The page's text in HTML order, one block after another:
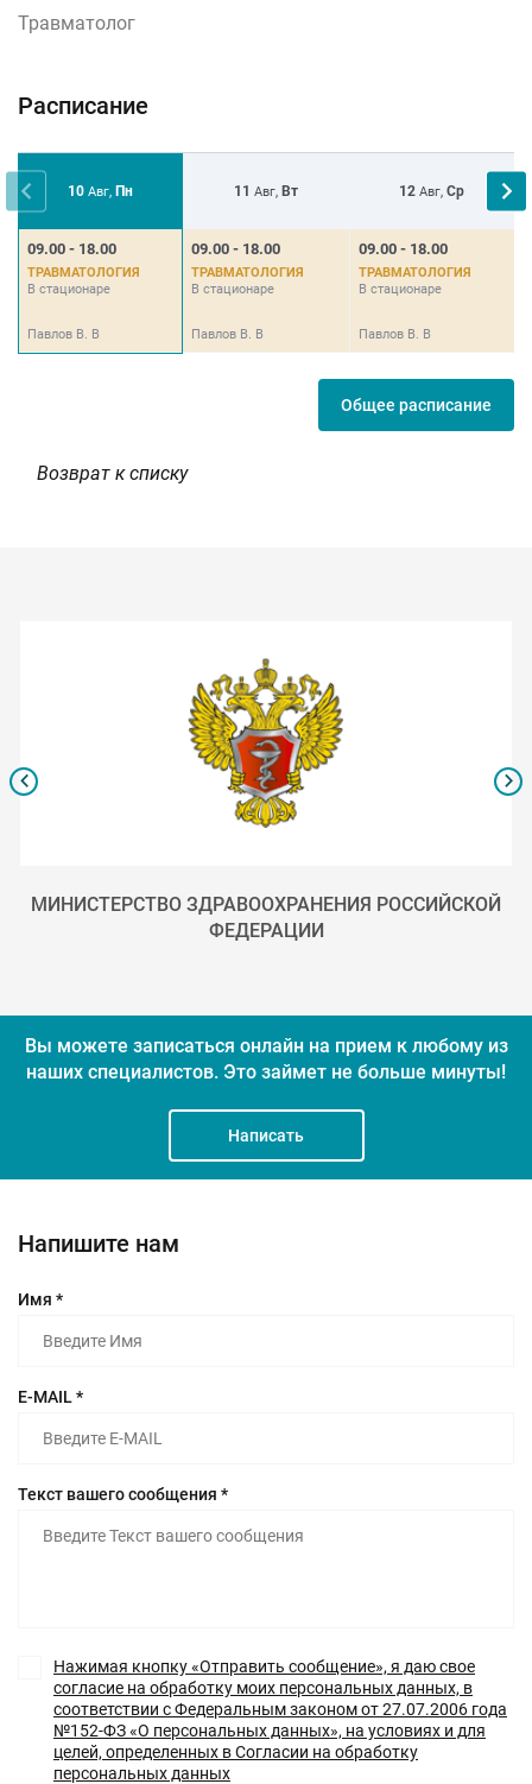
Травматолог
Расписание
10 Авг, Пн 11 Авг, Вт 12 Авг,Ср
09.00 - 18.00
ТРАВМАТОЛОГИЯ
В стационаре
Павлов В. В
09.00 - 18.00
ТРАВМАТОЛОГИЯ
В стационаре
Павлов В. В
09.00 - 18.00
ТРАВМАТОЛОГИЯ
В стационаре
Павлов В. В
Общее расписание
Возврат к списку
МИНИСТЕРСТВО ЗДРАВООХРАНЕНИЯ РОССИЙСКОЙ
ФЕДЕРАЦИИ
Вы можете записаться онлайн на прием к любому из
наших специалистов. Это займет не больше минуты!
Написать
Напишите нам
Имя *
E-MAIL *
Текст вашего сообщения *
Нажимая кнопку «Отправить сообщение», я даю свое
согласие на обработку моих персональных данных, в
соответствии с Федеральным законом от 27.07.2006 года
№152-ФЗ «О персональных данных», на условиях и для
целей, определенных в Согласии на обработку
персональных данных